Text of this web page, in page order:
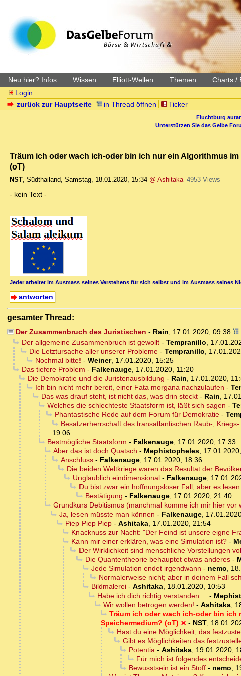
Neu hier? Infos Wissen Elliott-Wellen Themen Charts /
Login
zurück zur Hauptseite
in Thread öffnen Ticker
Fluchtburg
Unterstützen Sie das Gelbe
Träum ich oder wach ich-oder bin ich nur ein Algorithmus
(oT)
NST, Südthailand, Samstag, 18.01.2020, 15:34 @ Ashitaka 4953 Views
- kein Text -
--
Jeder arbeitet im Ausmass seines Verstehens für sich selbst und im Ausmass seines
antworten
gesamter Thread:
Der Zusammenbruch des Juristischen - Rain, 17.01.2020, 09:38
Der allgemeine Zusammenbruch ist gewollt- Tempranillo,
Die Letztursache aller unserer Probleme- Tempranillo,
Nochmal bitte! - Weiner, 17.01.2020, 15:25
Das tiefere Problem - Falkenauge, 17.01.2020, 11:20
Die Demokratie und die Juristenausbildung - Rain, 17.01.2020,
Ich bin nicht mehr bereit, einer Fata morgana nachzulaufen -
Das was drauf steht, ist nicht das, was drin steckt- Rain,
Welches die schlechteste Staatsform ist, läßt sich sagen -
Phantastische Rede auf dem Forum für Demokratie-
Besatzerherrschaft des transatlantischen Raub-,
19:06
Bestmögliche Staatsform - Falkenauge, 17.01.2020, 17:33
Aber das ist doch Quatsch - Mephistopheles,
Anschluss- Falkenauge, 17.01.2020, 18:36
Die beiden Weltkriege waren das Resultat der
Unglaublich eindimensional- Falkenauge,
Du bist zwar ein hoffnungsloser Fall; aber es
Bestätigung - Falkenauge, 17.01.2020, 21:40
Grundkurs Debitismus (manchmal komme ich mir hier vor
Ja, lesen müsste man können - Falkenauge,
Piep Piep Piep- Ashitaka, 17.01.2020, 21:54
Knacknuss zur Nacht: "Der Feind ist unsere eigne
Kann mir einer erklären, was eine Simulation ist?-
Der Wirklichkeit sind menschliche Vorstellungen
Die Quantentheorie behauptet etwas anderes-
Jede Simulation endet irgendwann - nemo,
Normalerweise nicht; aber in deinem Fall
Bildmalerei- Ashitaka, 18.01.2020, 10:53
Habe ich dich richtig verstanden.... -
Wir wollen betrogen werden! - Ashitaka,
Träum ich oder wach ich-oder bin ich
Speichermedium? (oT)
- NST,
Hast du eine Möglichkeit, das
Gibt es Möglichkeiten das
Potentia- Ashitaka, 19.01.2020,
Für mich ist folgendes
Bewusstsein ist ein Stoff- nemo,